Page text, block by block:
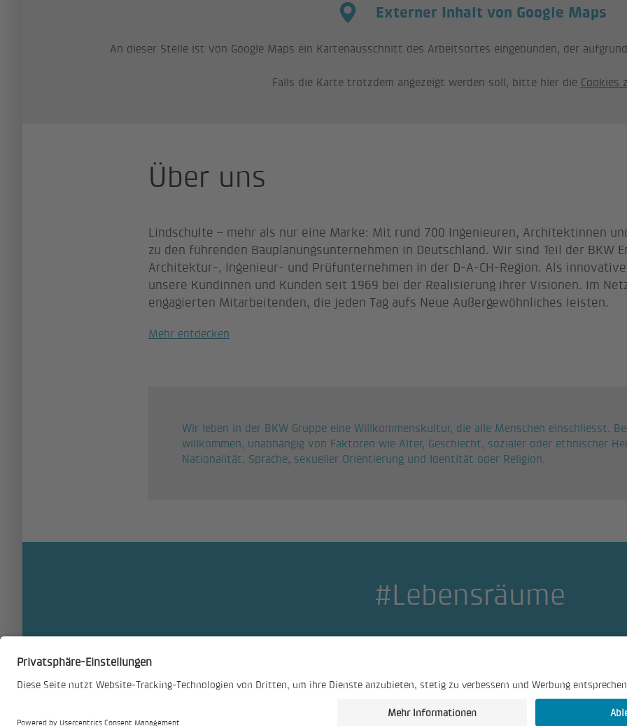
Externer Inhalt von Google Maps
An dieser Stelle ist von Google Maps ein Kartenausschnitt des Arbeitsortes eingebunden, der
Falls die Karte trotzdem angezeigt werden soll, bitte hier die Cookies
Über uns
Lindschulte – mehr als nur eine Marke: Mit rund 700 Ingenieuren, Architektinnen
zu den führenden Bauplanungsunternehmen in Deutschland. Wir sind Teil der BKW
Architektur-, Ingenieur- und Prüfunternehmen in der D-A-CH-Region. Als
unsere Kundinnen und Kunden seit 1969 bei der Realisierung ihrer Visionen. Im
engagierten Mitarbeitenden, die jeden Tag aufs Neue Außergewöhnliches leisten.
Mehr entdecken
Wir leben in der BKW Gruppe eine Willkommenskultur, die alle Menschen einschliesst.
willkommen, unabhängig von Faktoren wie Alter, Geschlecht, sozialer oder ethnischer
Nationalität, Sprache, sexueller Orientierung und Identität oder Religion.
#Lebensräume
Drucken Teilen